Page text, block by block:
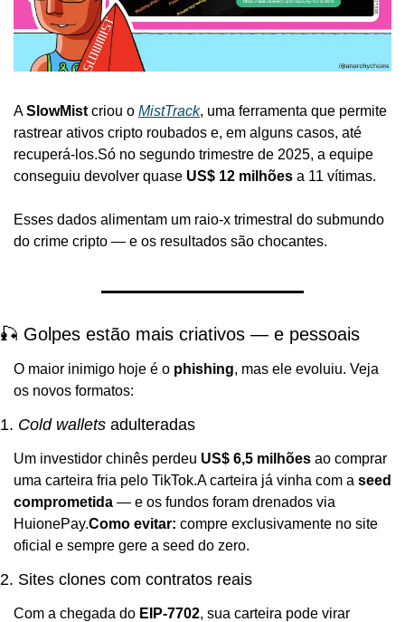
A SlowMist criou o MistTrack, uma ferramenta que permite
rastrear ativos cripto roubados e, em alguns casos, até
recuperá-los.Só no segundo trimestre de 2025, a equipe
conseguiu devolver quase US$ 12 milhões a 11 vítimas.
Esses dados alimentam um raio-x trimestral do submundo
do crime cripto — e os resultados são chocantes.
🎣 Golpes estão mais criativos — e pessoais
O maior inimigo hoje é o phishing, mas ele evoluiu. Veja
os novos formatos:
1. Cold wallets adulteradas
Um investidor chinês perdeu US$ 6,5 milhões ao comprar
uma carteira fria pelo TikTok.A carteira já vinha com a seed
comprometida — e os fundos foram drenados via
HuionePay.Como evitar: compre exclusivamente no site
oficial e sempre gere a seed do zero.
2. Sites clones com contratos reais
Com a chegada do EIP-7702, sua carteira pode virar